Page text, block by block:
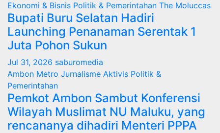
Ekonomi & Bisnis Politik & Pemerintahan The Moluccas
Bupati Buru Selatan Hadiri
Launching Penanaman Serentak 1
Juta Pohon Sukun
Jul 31, 2026 saburomedia
Ambon Metro Jurnalisme Aktivis Politik &
Pemerintahan
Pemkot Ambon Sambut Konferensi
Wilayah Muslimat NU Maluku, yang
rencananya dihadiri Menteri PPPA